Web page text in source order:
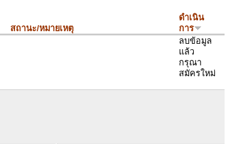
สถานะ/หมายเหตุ
ดำเนิน
การ
ลบข้อมูล
แล้ว
กรุณา
สมัครใหม่